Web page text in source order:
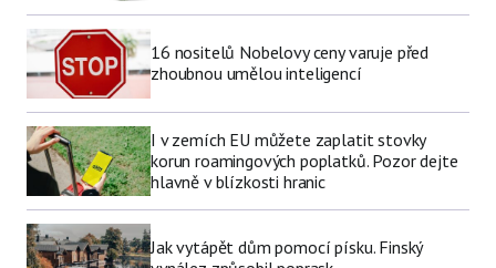
16 nositelů Nobelovy ceny varuje před
zhoubnou umělou inteligencí
I v zemích EU můžete zaplatit stovky
korun roamingových poplatků. Pozor dejte
hlavně v blízkosti hranic
Jak vytápět dům pomocí písku. Finský